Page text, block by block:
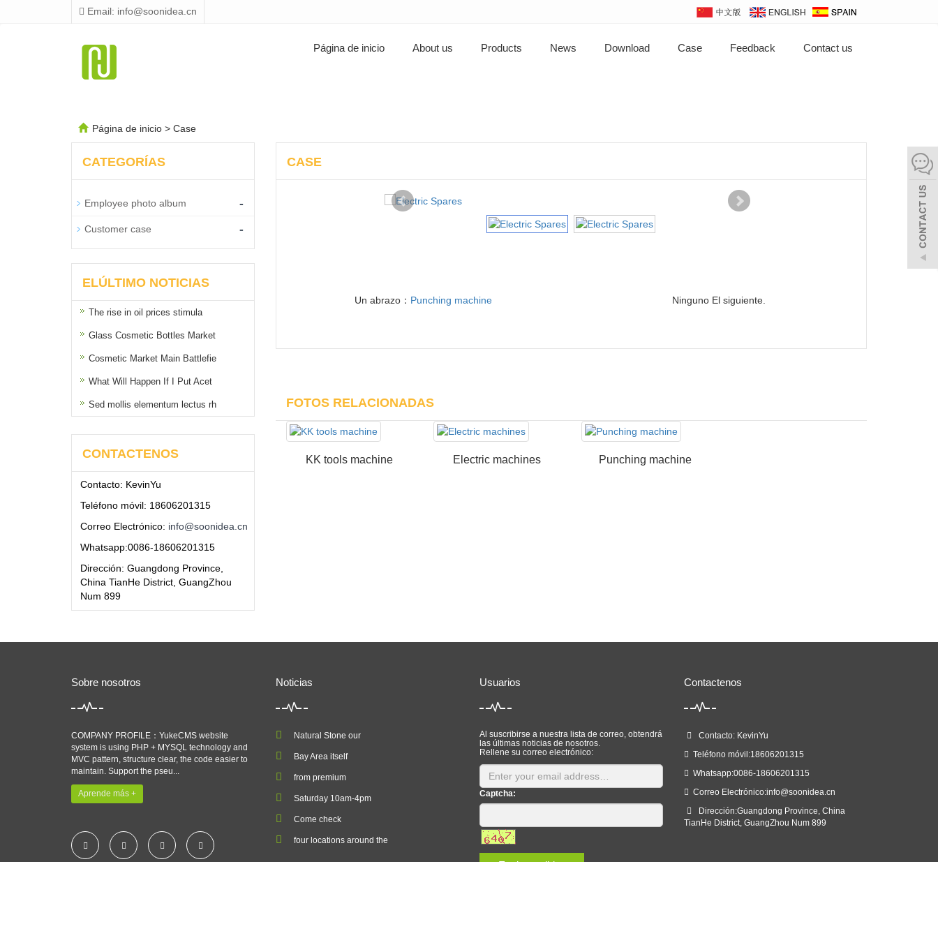
Email: info@soonidea.cn
Página de inicio About us Products News Download Case Feedback Contact us
Página de inicio > Case
CASE
Un abrazo： Punching machine Ninguno El siguiente.
FOTOS RELACIONADAS
KK tools machine Electric machines Punching machine
CATEGORÍAS
Employee photo album -
Customer case -
ELÚLTIMO NOTICIAS
The rise in oil prices stimula
Glass Cosmetic Bottles Market
Cosmetic Market Main Battlefie
What Will Happen If I Put Acet
Sed mollis elementum lectus rh
CONTACTENOS
Contacto: KevinYu
Teléfono móvil: 18606201315
Correo Electrónico: info@soonidea.cn
Whatsapp:0086-18606201315
Dirección: Guangdong Province,
China TianHe District, GuangZhou
Num 899
Sobre nosotros
COMPANY PROFILE：YukeCMS website
system is using PHP + MYSQL technology and
MVC pattern, structure clear, the code easier to
maintain. Support the pseu...
Aprende más +
Noticias
Natural Stone our
Bay Area itself
from premium
Saturday 10am-4pm
Come check
four locations around the
Usuarios
Al suscribirse a nuestra lista de correo, obtendrá
las últimas noticias de nosotros.
Rellene su correo electrónico:
Captcha:
Enviar pedidos
Contactenos
Contacto: KevinYu
Teléfono móvil:18606201315
Whatsapp:0086-18606201315
Correo Electrónico:info@soonidea.cn
Dirección:Guangdong Province, China
TianHe District, GuangZhou Num 899